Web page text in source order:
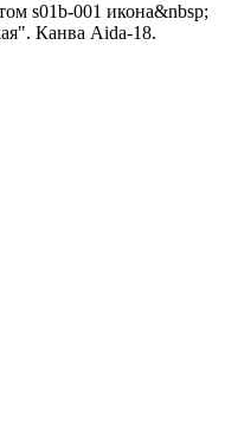
s01b-001 икона&nbsp;
Канва Aida-18.